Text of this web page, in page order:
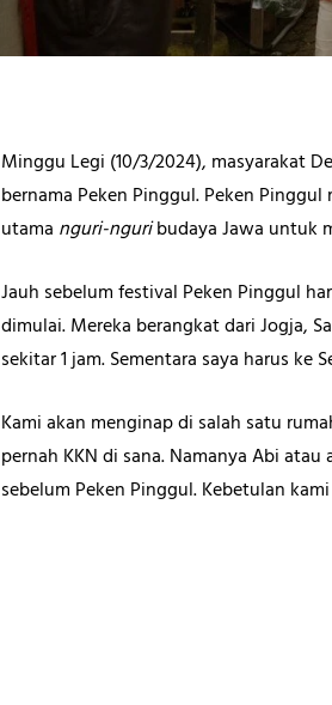
Minggu Legi (10/3/2024), masyarakat
bernama Peken Pinggul. Peken
utama nguri-nguribudaya Jawa untuk
Jauh sebelum festival Peken Pinggul
dimulai. Mereka berangkat dari Jogja,
sekitar 1 jam. Sementara saya harus
Kami akan menginap di salah satu
pernah KKN di sana. Namanya Abi
sebelum Peken Pinggul. Kebetulan